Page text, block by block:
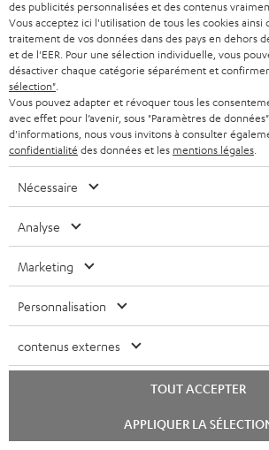
l
’
e
x
p
é
d
i
t
i
o
n
v
e
s
à
l
a
g
a
a
n
t
i
e
8 semaines
Retours sans frais
Service client à vie
Teufel adhère à la Fédération du e-commerce et de la vente à
des publicités personnalisées et des contenus
Vous acceptez ici l'utilisation de tous les cookies
traitement de vos données dans des pays en dehors
et de l'EER. Pour une sélection individuelle, vous
désactiver chaque catégorie séparément et
sélection"
Vous pouvez adapter et révoquer tous les
avec effet pour l’avenir, sous "Paramètres de
d'informations, nous vous invitons à consulter
confidentialité des données et les mentions légales
Nécessaire
Analyse
Marketing
Personnalisation
contenus externes
TOUT ACCEPTER
APPLIQUER LA